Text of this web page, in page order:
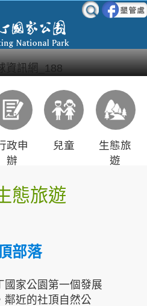
政申
辦
兒童
生態旅
遊
態旅遊
部落
國家公園第一個發展
鄰近的社頂自然公